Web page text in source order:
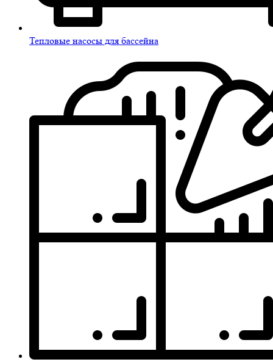
Тепловые насосы для бассейна